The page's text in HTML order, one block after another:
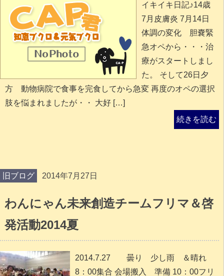
イキイキ日記♪14歳
7月皮膚炎 7月14日
体調の変化 胆嚢緊
急オペから・・・治
療がスタートしまし
た。 そして26日夕
方 動物病院で食事を完食してから急変 再度のオペの選択
肢を悩まれましたが・・ 大好 […]
続きを読む
旧ブログ 2014年7月27日
わんにゃん未来創造チームフリマ＆啓
発活動2014夏
2014.7.27 曇り 少し雨 ＆晴れ
8：00集合 会場搬入 準備 10：00フリ